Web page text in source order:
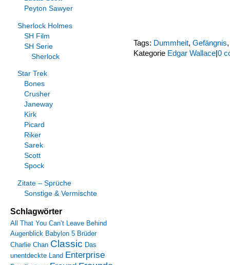
Tags: Dummheit, Gefängnis
Kategorie Edgar Wallace 0
Peyton Sawyer
Sherlock Holmes
SH Film
SH Serie
Sherlock
Star Trek
Bones
Crusher
Janeway
Kirk
Picard
Riker
Sarek
Scott
Spock
Zitate – Sprüche
Sonstige & Vermischte
Schlagwörter
All That You Can’t Leave Behind
Augenblick Babylon 5 Brüder
Charlie Chan Classic Das
unentdeckte Land Enterprise